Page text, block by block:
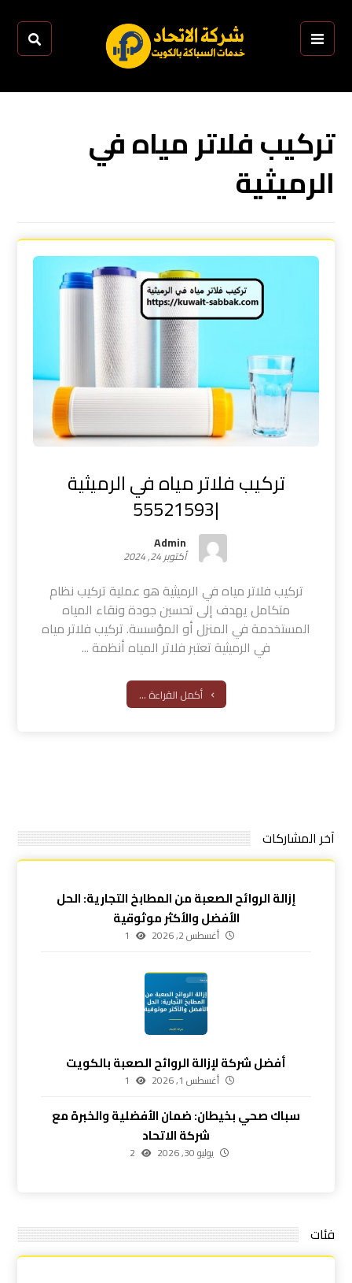
تركيب فلاتر مياه في
الرميثية
تركيب فلاتر مياه في الرميثية
|55521593
Admin
أكتوبر 24, 2024
تركيب فلاتر مياه في الرميثية هو عملية تركيب نظام
متكامل يهدف إلى تحسين جودة ونقاء المياه
المستخدمة في المنزل أو المؤسسة. تركيب فلاتر مياه
في الرميثية تعتبر فلاتر المياه أنظمة ...
أكمل القراءة ...
آخر المشاركات
إزالة الروائح الصعبة من المطابخ التجارية: الحل
الأفضل والأكثر موثوقية
أغسطس 2, 2026 1
أفضل شركة لإزالة الروائح الصعبة بالكويت
أغسطس 1, 2026 1
سباك صحي بخيطان: ضمان الأفضلية والخبرة مع
شركة الاتحاد
يوليو 30, 2026 2
فئات